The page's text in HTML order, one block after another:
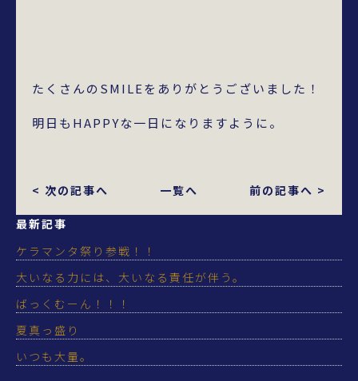
たくさんのSMILEをありがとうございました！
明日もHAPPYな一日になりますように。
< 次の記事へ 一覧へ 前の記事へ >
最新記事
ケラマンタ祭り参戦！！
大いなる力には、大いなる責任が伴う。
ばっくむーん！！！
夏真っ盛り
いつも大量。